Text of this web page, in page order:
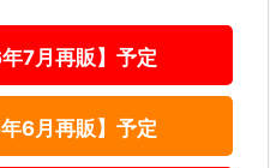
7月再販】予定
6月再販】予定